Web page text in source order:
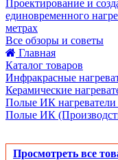
Проектирование и
единовременного
метрах
Все обзоры и советы
Главная
Каталог товаров
Инфракрасные
Керамические
Полые ИК нагреватели
Полые ИК
Просмотреть все